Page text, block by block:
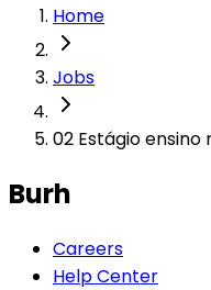
Home
Jobs
02 Estágio
Burh
Careers
Help Center